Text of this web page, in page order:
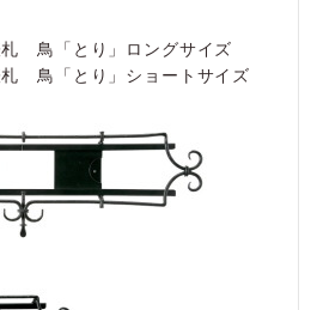
鳥「とり」ロングサイズ
鳥「とり」ショートサイズ